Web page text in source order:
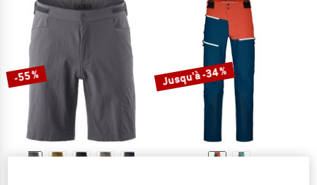
JUSQU'À -50 %
VERS LES PROMOS
-55 % Jusqu'à -34 %